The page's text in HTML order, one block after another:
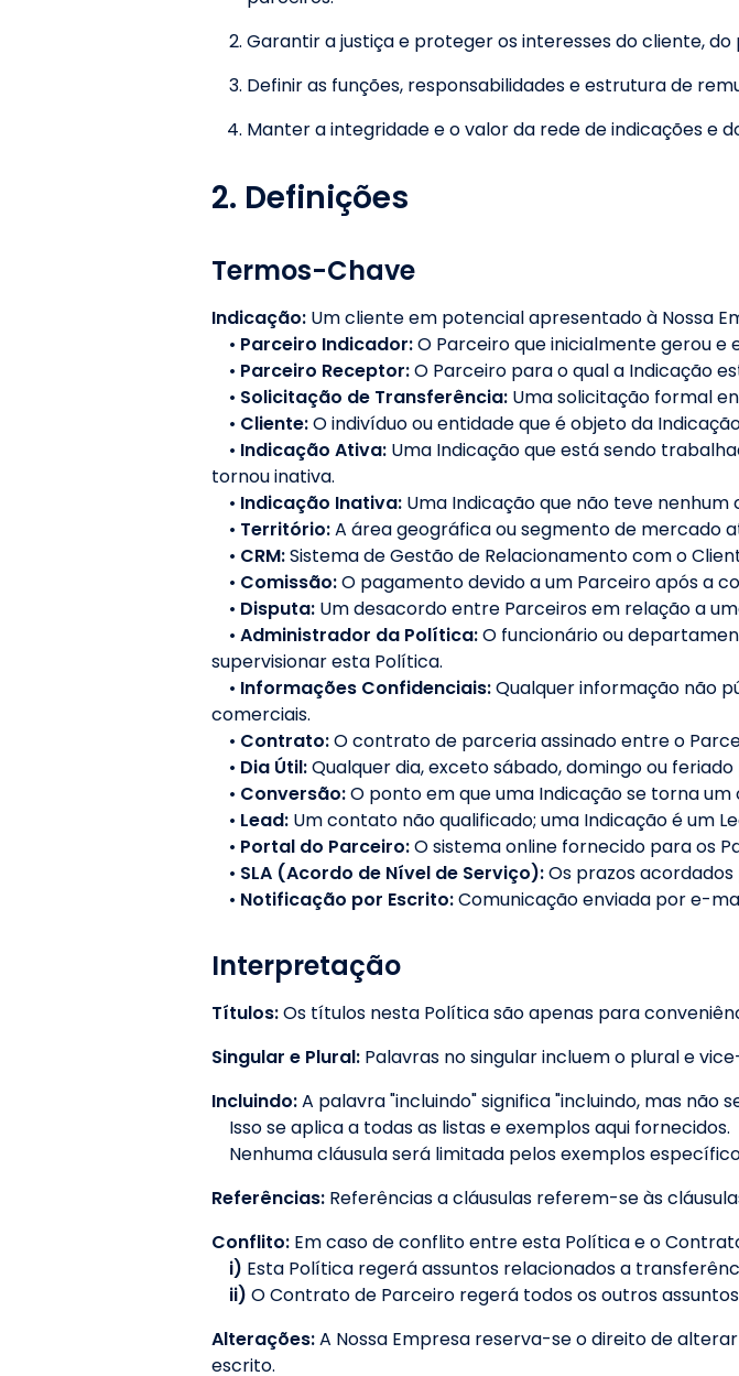
Garantir a justiça e proteger os interesses do cliente,
Definir as funções, responsabilidades e estrutura de
Manter a integridade e o valor da rede de indicações e
2. Definições
Termos-Chave
Indicação: Um cliente em potencial apresentado à Nossa
• Parceiro Indicador:O Parceiro que inicialmente gerou e
• Parceiro Receptor:O Parceiro para o qual a Indicação
• Solicitação de Transferência: Uma solicitação formal
• Cliente:O indivíduo ou entidade que é objeto da
• Indicação Ativa: Uma Indicação que está sendo
tornou inativa.
• Indicação Inativa: Uma Indicação que não teve
• Território:A área geográfica ou segmento de mercado
• CRM:Sistema de Gestão de Relacionamento com o
• Comissão:O pagamento devido a um Parceiro após a
• Disputa: Um desacordo entre Parceiros em relação a
• Administrador da Política:O funcionário ou
supervisionar esta Política.
• Informações Confidenciais:Qualquer informação não
comerciais.
• Contrato:O contrato de parceria assinado entre o
• Dia Útil:Qualquer dia, exceto sábado, domingo ou feriado
• Conversão:O ponto em que uma Indicação se torna
• Lead: Um contato não qualificado; uma Indicação é um
• Portal do Parceiro:O sistema online fornecido para os
• SLA (Acordo de Nível de Serviço):Os prazos
• Notificação por Escrito:Comunicação enviada por e-
Interpretação
Títulos:Os títulos nesta Política são apenas para
Singular e Plural: Palavras no singular incluem o plural e
Incluindo:A palavra "incluindo" significa "incluindo, mas não
Isso se aplica a todas as listas e exemplos aqui fornecidos.
Nenhuma cláusula será limitada pelos exemplos
Referências: Referências a cláusulas referem-se às
Conflito: Em caso de conflito entre esta Política e o
i) Esta Política regerá assuntos relacionados a
ii) O Contrato de Parceiro regerá todos os outros
Alterações:A Nossa Empresa reserva-se o direito de
escrito.